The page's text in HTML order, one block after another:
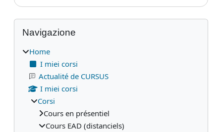
Blocchi
Salta Navigazione
Navigazione
Home
I miei corsi
Actualité de CURSUS
I miei corsi
Corsi
Cours en présentiel
Cours EAD (distanciels)